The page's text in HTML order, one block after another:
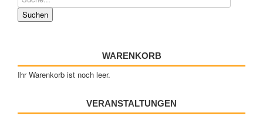
WARENKORB
Ihr Warenkorb ist noch leer.
VERANSTALTUNGEN